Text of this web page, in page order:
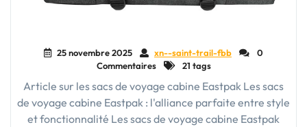
25 novembre 2025 xn--saint-trail-fbb
0
Commentaires
21 tags
Article sur les sacs de voyage cabine Eastpak Les sacs
de voyage cabine Eastpak : l'alliance parfaite entre style
et fonctionnalité Les sacs de voyage cabine Eastpak